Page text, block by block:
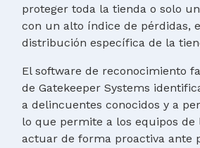
proteger toda la tienda o solo
con un alto índice de pérdidas,
distribución específica de la
El software de reconocimiento
de Gatekeeper Systems
a delincuentes conocidos y a
lo que permite a los equipos de
actuar de forma proactiva ante